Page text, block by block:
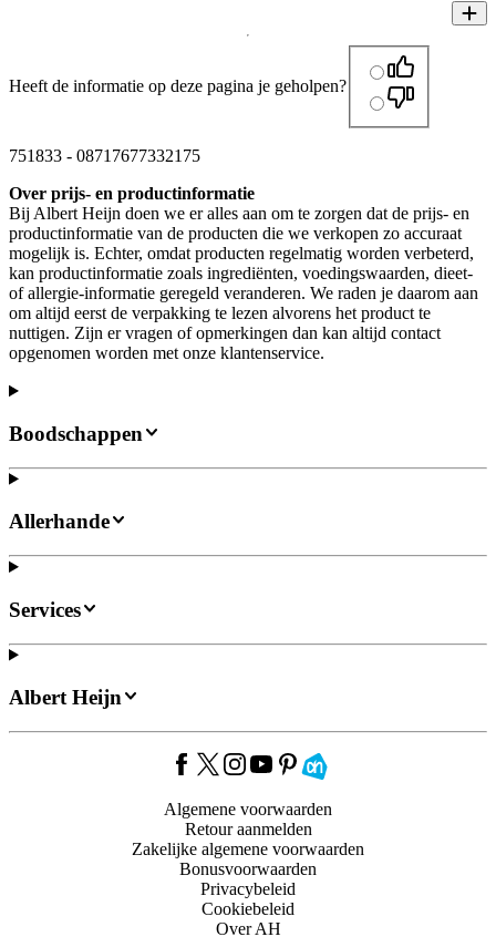
Heeft de informatie op deze pagina je geholpen?
751833 - 08717677332175
Over prijs- en productinformatie
Bij Albert Heijn doen we er alles aan om te zorgen dat de prijs- en
productinformatie van de producten die we verkopen zo accuraat
mogelijk is. Echter, omdat producten regelmatig worden verbeterd,
kan productinformatie zoals ingrediënten, voedingswaarden, dieet-
of allergie-informatie geregeld veranderen. We raden je daarom aan
om altijd eerst de verpakking te lezen alvorens het product te
nuttigen. Zijn er vragen of opmerkingen dan kan altijd contact
opgenomen worden met onze klantenservice.
Boodschappen
Allerhande
Services
Albert Heijn
Algemene voorwaarden
Retour aanmelden
Zakelijke algemene voorwaarden
Bonusvoorwaarden
Privacybeleid
Cookiebeleid
Over AH